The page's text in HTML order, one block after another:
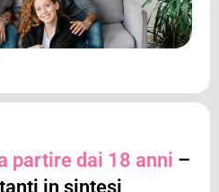
partire dai 18 anni –
in sintesi